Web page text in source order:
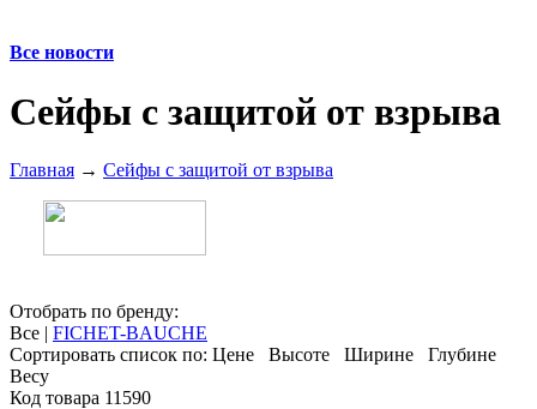
Все новости
Сейфы с защитой от взрыва
Главная → Сейфы с защитой от взрыва
Отобрать по бренду:
Все | FICHET-BAUCHE
Сортировать список по: Цене Высоте Ширине
Глубине
Весу
Код товара 11590